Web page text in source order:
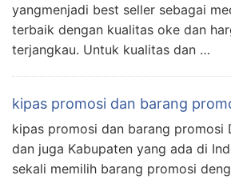
yangmenjadi best seller sebagai
terbaik dengan kualitas oke dan
terjangkau. Untuk kualitas dan …
kipas promosi dan barang
kipas promosi dan barang promosi
dan juga Kabupaten yang ada di
sekali memilih barang promosi